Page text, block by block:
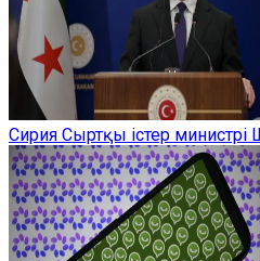
Сирия Сыртқы істер министрі